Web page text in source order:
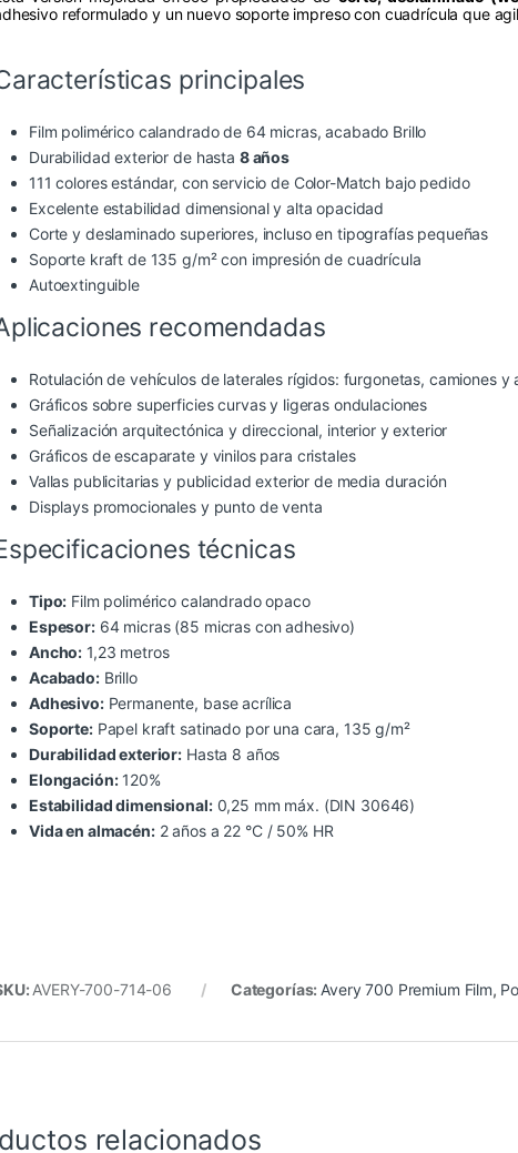
reformulado y un nuevo soporte impreso con cuadrícula que
principales
Film polimérico calandrado de 64 micras, acabado Brillo
Durabilidad exterior de hasta 8 años
111 colores estándar, con servicio de Color-Match bajo pedido
Excelente estabilidad dimensional y alta opacidad
Corte y deslaminado superiores, incluso en tipografías pequeñas
Soporte kraft de 135 g/m² con impresión de cuadrícula
Autoextinguible
recomendadas
Rotulación de vehículos de laterales rígidos: furgonetas, camiones y
Gráficos sobre superficies curvas y ligeras ondulaciones
Señalización arquitectónica y direccional, interior y exterior
Gráficos de escaparate y vinilos para cristales
Vallas publicitarias y publicidad exterior de media duración
Displays promocionales y punto de venta
técnicas
Tipo: Film polimérico calandrado opaco
Espesor:64 micras (85 micras con adhesivo)
Ancho: 1,23 metros
Acabado:Brillo
Adhesivo:Permanente, base acrílica
Soporte:Papel kraft satinado por una cara, 135 g/m²
Durabilidad exterior: Hasta 8 años
Elongación:120%
Estabilidad dimensional:0,25 mm máx. (DIN 30646)
Vida en almacén:2 años a 22 °C / 50% HR
AVERY-700-714-06 Categorías:Avery 700 Premium Film,
relacionados